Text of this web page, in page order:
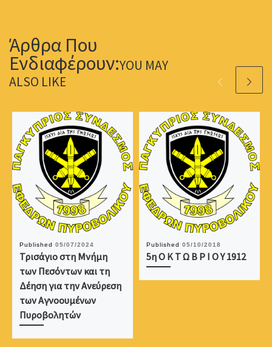
YOU MAY
ALSO LIKE
Published 05/07/2024
Τρισάγιο στη Μνήμη
των Πεσόντων και τη
Δέηση για την Ανεύρεση
των Αγνοουμένων
Πυροβολητών
Published 05/10/2018
5η Ο Κ Τ Ω Β Ρ Ι Ο Υ 1912